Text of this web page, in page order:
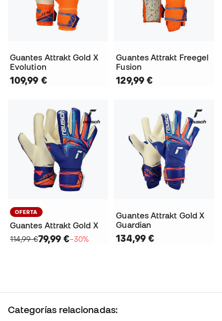
Guantes Attrakt Gold X
Evolution
109,99 €
Guantes Attrakt Freegel
Fusion
129,99 €
OFERTA
Guantes Attrakt Gold X
114,99 €79,99 €−30%
Guantes Attrakt Gold X
Guardian
134,99 €
Categorías relacionadas: